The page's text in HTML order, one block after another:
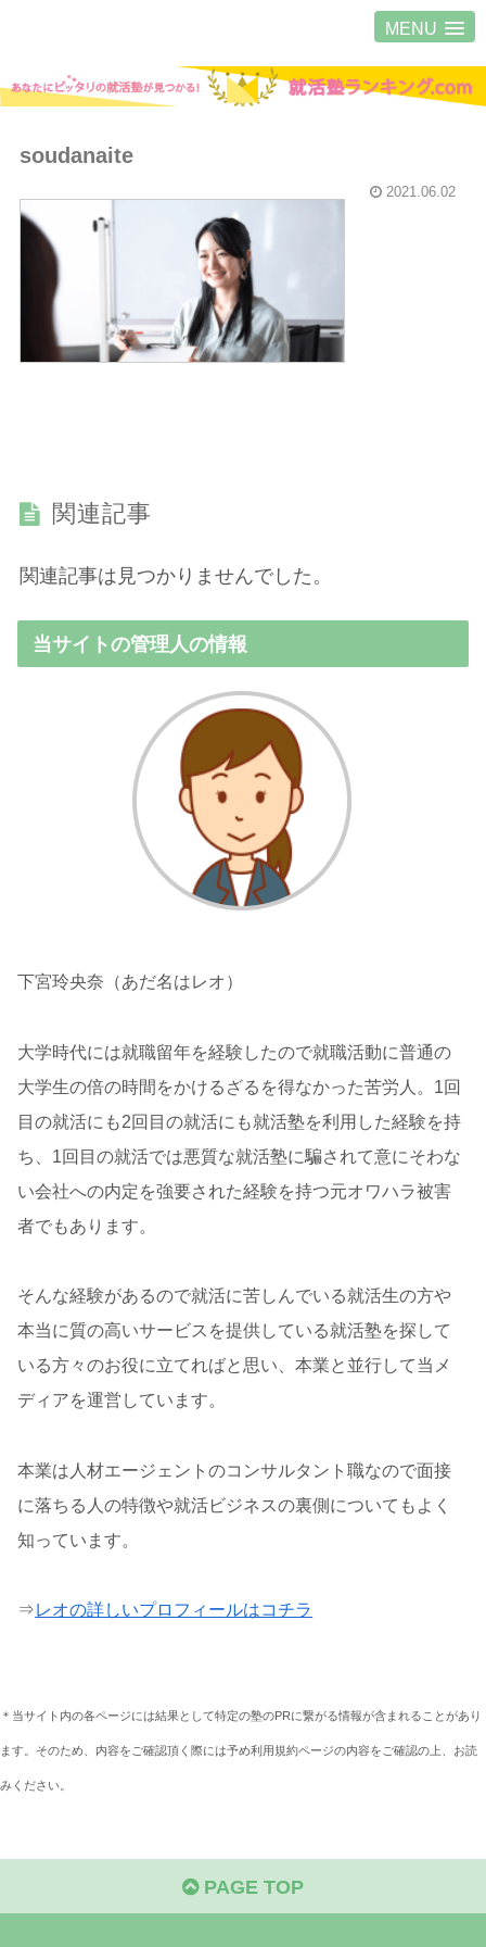
MENU
soudanaite
2021.06.02
関連記事
関連記事は見つかりませんでした。
当サイトの管理人の情報
下宮玲央奈（あだ名はレオ）
大学時代には就職留年を経験したので就職活動に普通の
大学生の倍の時間をかけるざるを得なかった苦労人。1回
目の就活にも2回目の就活にも就活塾を利用した経験を持
ち、1回目の就活では悪質な就活塾に騙されて意にそわな
い会社への内定を強要された経験を持つ元オワハラ被害
者でもあります。
そんな経験があるので就活に苦しんでいる就活生の方や
本当に質の高いサービスを提供している就活塾を探して
いる方々のお役に立てればと思い、本業と並行して当メ
ディアを運営しています。
本業は人材エージェントのコンサルタント職なので面接
に落ちる人の特徴や就活ビジネスの裏側についてもよく
知っています。
⇒レオの詳しいプロフィールはコチラ
＊当サイト内の各ページには結果として特定の塾のPRに繋がる情報が含まれることがあり
ます。そのため、内容をご確認頂く際には予め利用規約ページの内容をご確認の上、お読
みください。
PAGE TOP